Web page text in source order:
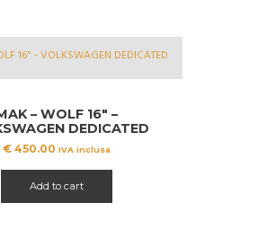
– WOLF 16″ –
DEDICATED
€ 450.00 IVA inclusa
Add to cart